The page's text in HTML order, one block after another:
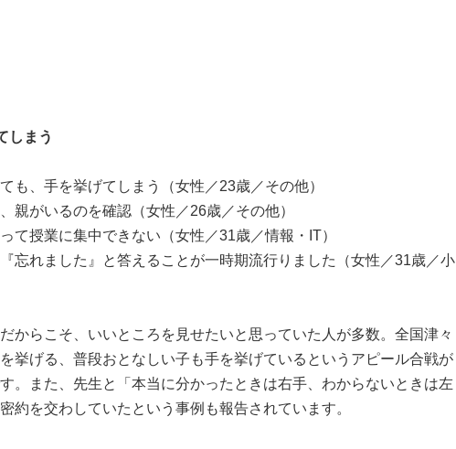
しまう
も、手を挙げてしまう（女性／23歳／その他）
親がいるのを確認（女性／26歳／その他）
て授業に集中できない（女性／31歳／情報・IT）
忘れました』と答えることが一時期流行りました（女性／31歳／小
からこそ、いいところを見せたいと思っていた人が多数。全国津々
挙げる、普段おとなしい子も手を挙げているというアピール合戦が
。また、先生と「本当に分かったときは右手、わからないときは左
約を交わしていたという事例も報告されています。